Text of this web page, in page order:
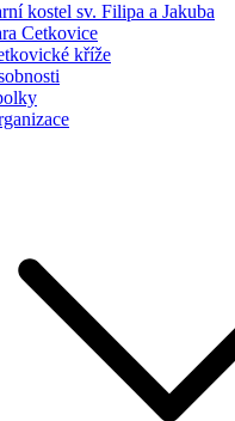
kostel sv. Filipa a Jakuba
Cetkovice
kříže